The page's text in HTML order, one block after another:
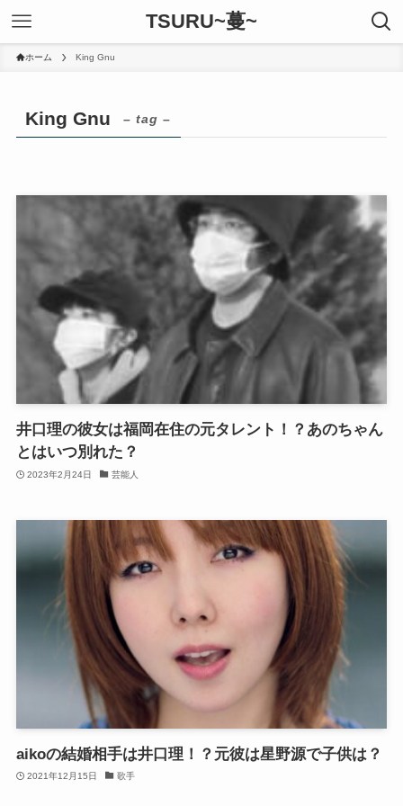
TSURU~蔓~
ホーム King Gnu
King Gnu – tag –
井口理の彼女は福岡在住の元タレント！？あのちゃん
とはいつ別れた？
2023年2月24日 芸能人
aikoの結婚相手は井口理！？元彼は星野源で子供は？
2021年12月15日 歌手